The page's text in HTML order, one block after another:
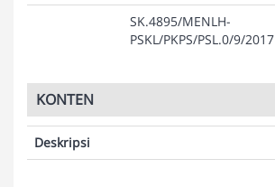
SK.4895/MENLH-
PSKL/PKPS/PSL.0/9/2017
KONTEN
Deskripsi